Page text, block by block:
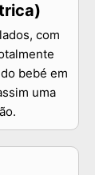
com
bebé em
uma